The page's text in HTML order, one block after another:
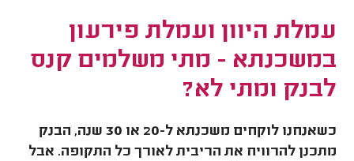
עמלת היוון ועמלת פירעון
במשכנתא - מתי משלמים קנס
לבנק ומתי לא?
כשאנחנו לוקחים משכנתא ל-20 או 30 שנה, הבנק
מתכנן להרוויח את הריבית לאורך כל התקופה. אבל